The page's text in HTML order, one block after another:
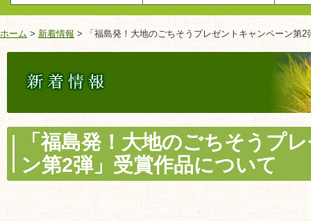
ホーム > 新着情報 > 「福島発！大地のごちそうプレゼントキャンペーン第2
「福島発！大地のごちそうプ
ン第2弾」受賞作品について